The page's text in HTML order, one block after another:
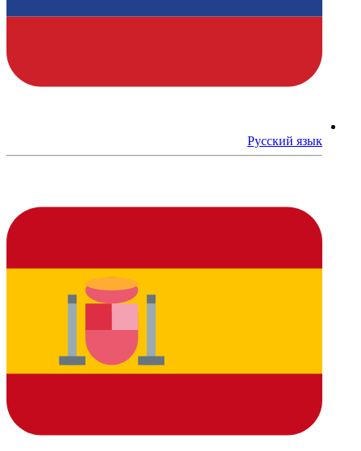
Русский язык